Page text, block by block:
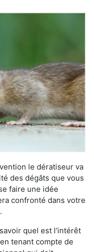
le dératiseur va
des dégâts que vous
faire une idée
confronté dans votre
quel est l’intérêt
tenant compte de